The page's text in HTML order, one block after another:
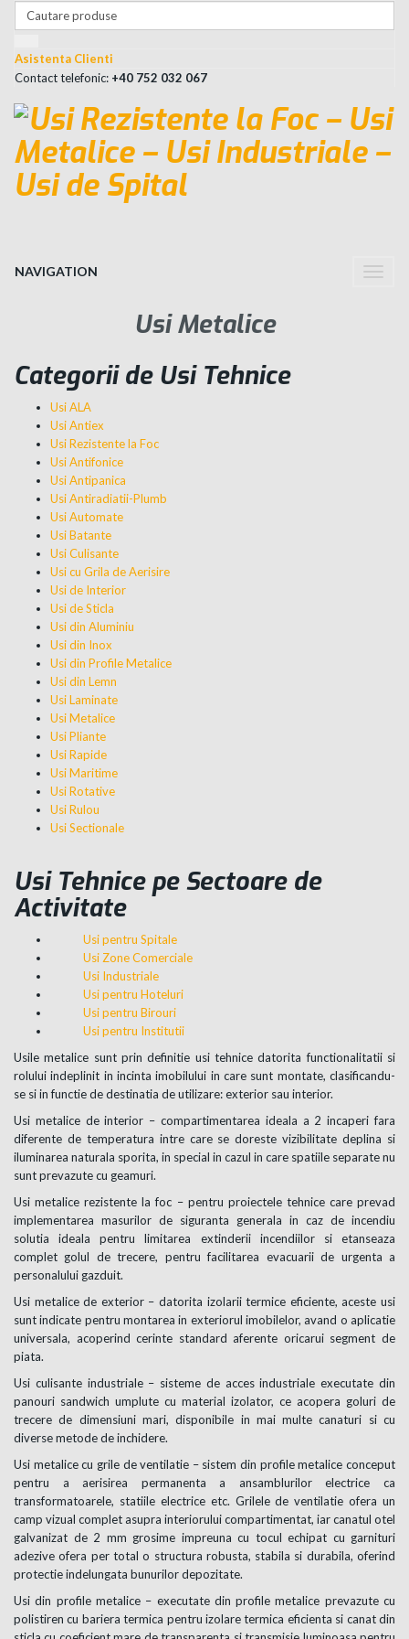
Asistenta Clienti
Contact telefonic: +40 752 032 067
Toggle
NAVIGATION
Usi Metalice
Categorii de Usi Tehnice
Usi ALA
Usi Antiex
Usi Rezistente la Foc
Usi Antifonice
Usi Antipanica
Usi Antiradiatii-Plumb
Usi Automate
Usi Batante
Usi Culisante
Usi cu Grila de Aerisire
Usi de Interior
Usi de Sticla
Usi din Aluminiu
Usi din Inox
Usi din Profile Metalice
Usi din Lemn
Usi Laminate
Usi Metalice
Usi Pliante
Usi Rapide
Usi Maritime
Usi Rotative
Usi Rulou
Usi Sectionale
Usi Tehnice pe Sectoare de
Activitate
Usi pentru Spitale
Usi Zone Comerciale
Usi Industriale
Usi pentru Hoteluri
Usi pentru Birouri
Usi pentru Institutii
Usile metalice sunt prin definitie usi tehnice datorita functionalitatii si
rolului indeplinit in incinta imobilului in care sunt montate, clasificandu-
se si in functie de destinatia de utilizare: exterior sau interior.
Usi metalice de interior – compartimentarea ideala a 2 incaperi fara
diferente de temperatura intre care se doreste vizibilitate deplina si
iluminarea naturala sporita, in special in cazul in care spatiile separate nu
sunt prevazute cu geamuri.
Usi metalice rezistente la foc – pentru proiectele tehnice care prevad
implementarea masurilor de siguranta generala in caz de incendiu
solutia ideala pentru limitarea extinderii incendiilor si etanseaza
complet golul de trecere, pentru facilitarea evacuarii de urgenta a
personalului gazduit.
Usi metalice de exterior – datorita izolarii termice eficiente, aceste usi
sunt indicate pentru montarea in exteriorul imobilelor, avand o aplicatie
universala, acoperind cerinte standard aferente oricarui segment de
piata.
Usi culisante industriale – sisteme de acces industriale executate din
panouri sandwich umplute cu material izolator, ce acopera goluri de
trecere de dimensiuni mari, disponibile in mai multe canaturi si cu
diverse metode de inchidere.
Usi metalice cu grile de ventilatie – sistem din profile metalice conceput
pentru a aerisirea permanenta a ansamblurilor electrice ca
transformatoarele, statiile electrice etc. Grilele de ventilatie ofera un
camp vizual complet asupra interiorului compartimentat, iar canatul otel
galvanizat de 2 mm grosime impreuna cu tocul echipat cu garnituri
adezive ofera per total o structura robusta, stabila si durabila, oferind
protectie indelungata bunurilor depozitate.
Usi din profile metalice – executate din profile metalice prevazute cu
polistiren cu bariera termica pentru izolare termica eficienta si canat din